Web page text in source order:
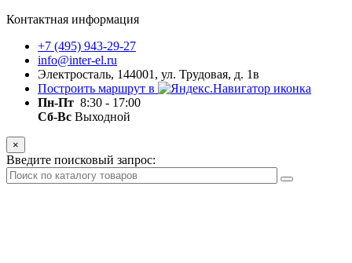
Контактная информация
+7 (495) 943-29-27
info@inter-el.ru
Электросталь, 144001, ул. Трудовая, д. 1в
Построить маршрут в
Пн-Пт 8:30 - 17:00
Сб-Вс Выходной
×
Введите поисковый запрос: